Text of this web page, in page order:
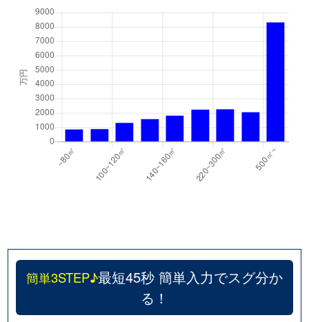
簡単3STEP♪最短45秒 簡単入力でスグ分か
る！